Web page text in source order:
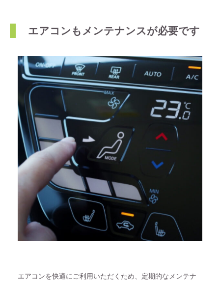
エアコンもメンテナンスが必要です
エアコンを快適にご利用いただくため、定期的なメンテナ